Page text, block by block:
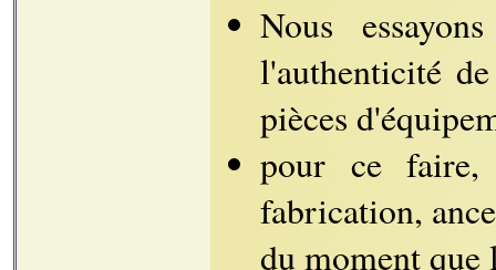
Nous
l'authenticité
pièces
pour ce faire,
fabrication,
du moment que